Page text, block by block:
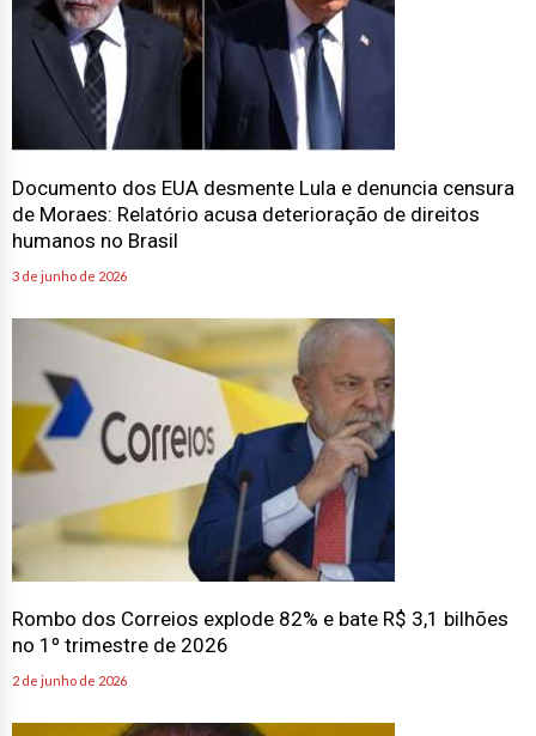
Documento dos EUA desmente Lula e denuncia censura
de Moraes: Relatório acusa deterioração de direitos
humanos no Brasil
3 de junho de 2026
Rombo dos Correios explode 82% e bate R$ 3,1 bilhões
no 1º trimestre de 2026
2 de junho de 2026